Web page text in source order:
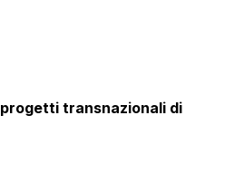
progetti transnazionali di